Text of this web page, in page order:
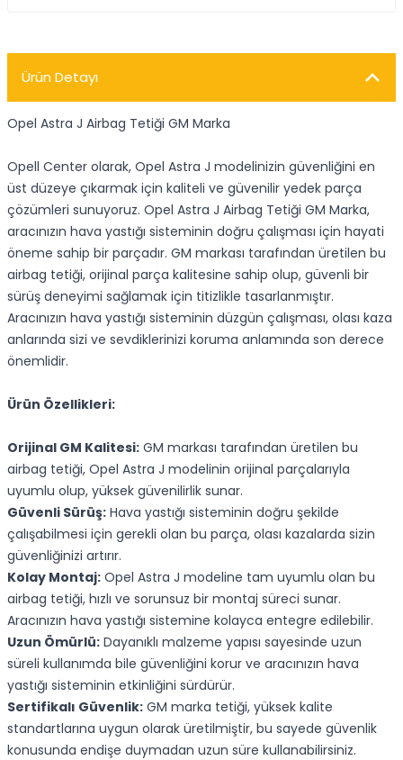
Ürün Detayı
Opel Astra J Airbag Tetiği GM Marka
Opell Center olarak, Opel Astra J modelinizin güvenliğini en
üst düzeye çıkarmak için kaliteli ve güvenilir yedek parça
çözümleri sunuyoruz. Opel Astra J Airbag Tetiği GM Marka,
aracınızın hava yastığı sisteminin doğru çalışması için hayati
öneme sahip bir parçadır. GM markası tarafından üretilen bu
airbag tetiği, orijinal parça kalitesine sahip olup, güvenli bir
sürüş deneyimi sağlamak için titizlikle tasarlanmıştır.
Aracınızın hava yastığı sisteminin düzgün çalışması, olası kaza
anlarında sizi ve sevdiklerinizi koruma anlamında son derece
önemlidir.
Ürün Özellikleri:
Orijinal GM Kalitesi: GM markası tarafından üretilen bu
airbag tetiği, Opel Astra J modelinin orijinal parçalarıyla
uyumlu olup, yüksek güvenilirlik sunar.
Güvenli Sürüş: Hava yastığı sisteminin doğru şekilde
çalışabilmesi için gerekli olan bu parça, olası kazalarda sizin
güvenliğinizi artırır.
Kolay Montaj: Opel Astra J modeline tam uyumlu olan bu
airbag tetiği, hızlı ve sorunsuz bir montaj süreci sunar.
Aracınızın hava yastığı sistemine kolayca entegre edilebilir.
Uzun Ömürlü: Dayanıklı malzeme yapısı sayesinde uzun
süreli kullanımda bile güvenliğini korur ve aracınızın hava
yastığı sisteminin etkinliğini sürdürür.
Sertifikalı Güvenlik: GM marka tetiği, yüksek kalite
standartlarına uygun olarak üretilmiştir, bu sayede güvenlik
konusunda endişe duymadan uzun süre kullanabilirsiniz.